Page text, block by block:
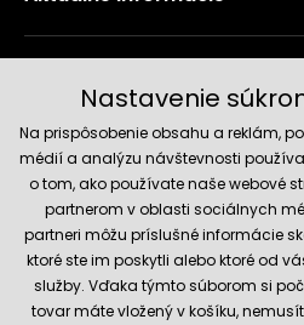
Spoľahlivý obchod
Nastavenie
Na prispôsobenie obsahu a reklám,
médií a analýzu návštevnosti
o tom, ako používate naše webové
partnerom v oblasti sociálnych
partneri môžu príslušné informácie
ktoré ste im poskytli alebo ktoré od
služby. Vďaka týmto súborom si
tovar máte vložený v košíku,